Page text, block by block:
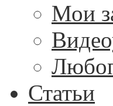
Мои
Статьи